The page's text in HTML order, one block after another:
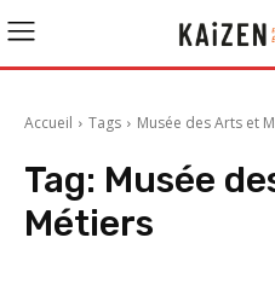
Accueil Tags Musée des Arts et
Tag: Musée
Métiers